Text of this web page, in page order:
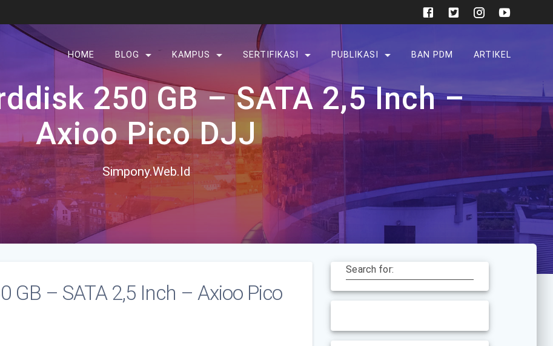
HOME BLOG KAMPUS SERTIFIKASI PUBLIKASI BAN PDM ARTIKEL
250 GB – SATA 2,5 Inch –
Axioo Pico DJJ
Simpony.Web.Id
GB – SATA 2,5 Inch – Axioo Pico
Search for: